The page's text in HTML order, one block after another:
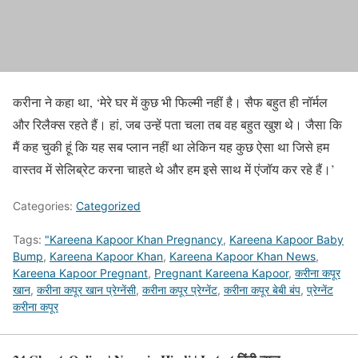
करीना ने कहा था, ‘मेरे घर में कुछ भी फिल्मी नहीं है। सैफ बहुत ही नॉर्मल
और रिलैक्स रहते हैं। हां, जब उन्हें पता चला तब वह बहुत खुश थे। जैसा कि
मैं कह चुकी हूं कि यह सब प्लान नहीं था लेकिन यह कुछ ऐसा था जिसे हम
वास्तव में सेलिब्रेट करना चाहते थे और हम इसे साथ में एंजॉय कर रहे हैं।’
Categories: Categorized
Tags: "Kareena Kapoor Khan Pregnancy, Kareena Kapoor Baby
Bump, Kareena Kapoor Khan, Kareena Kapoor Khan News,
Kareena Kapoor Pregnant, Pregnant Kareena Kapoor, करीना कपूर
खान, करीना कपूर खान प्रेग्नेंसी, करीना कपूर प्रेग्नेंट, करीना कपूर बेबी बंप, प्रेग्नेंट
करीना कपूर